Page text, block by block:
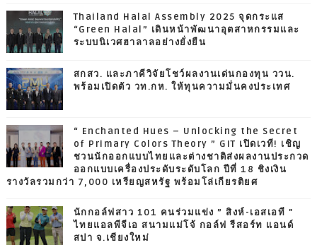
Thailand Halal Assembly 2025 จุดกระแส
“Green Halal” เดินหน้าพัฒนาอุตสาหกรรมและ
ระบบนิเวศฮาลาลอย่างยั่งยืน
สกสว. และภาคีวิจัยโชว์ผลงานเด่นกองทุน ววน.
พร้อมเปิดตัว วท.กห. ให้ทุนความมั่นคงประเทศ
“ Enchanted Hues – Unlocking the Secret
of Primary Colors Theory ” GIT เปิดเวที! เชิญ
ชวนนักออกแบบไทยและต่างชาติส่งผลงานประกวด
ออกแบบเครื่องประดับระดับโลก ปีที่ 18 ชิงเงิน
รางวัลรวมกว่า 7,000 เหรียญสหรัฐ พร้อมโล่เกียรติยศ
นักกอล์ฟสาว 101 คนร่วมแข่ง ” สิงห์-เอสเอที "
ไทยแอลพีจีเอ สนามแม่โจ้ กอล์ฟ รีสอร์ท แอนด์
สปา จ.เชียงใหม่